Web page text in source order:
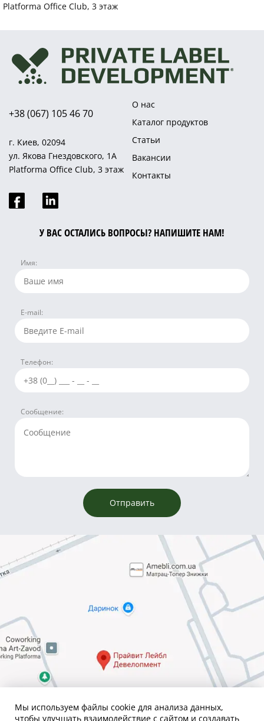
Platforma Office Club, 3 этаж
+38 (067) 105 46 70
г. Киев, 02094
ул. Якова Гнездовского, 1А
Platforma Office Club, 3 этаж
О нас
Каталог продуктов
Статьи
Вакансии
Контакты
У ВАС ОСТАЛИСЬ ВОПРОСЫ? НАПИШИТЕ НАМ!
Имя:
E-mail:
Телефон:
Сообщение:
Мы используем файлы cookie для анализа данных,
чтобы улучшать взаимодействие с сайтом и создавать